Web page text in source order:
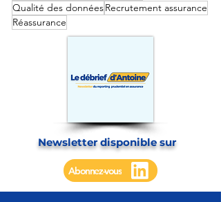
Qualité des donnéesRecrutement assurance
Réassurance
Newsletter disponible sur
Abonnez-vous